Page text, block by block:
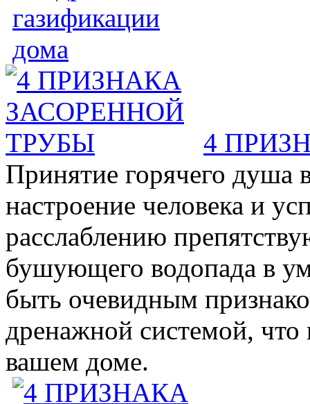
4
Принятие горячего душа
настроение человека и
расслаблению
бушующего водопада в
быть очевидным
дренажной системой, что
вашем доме.